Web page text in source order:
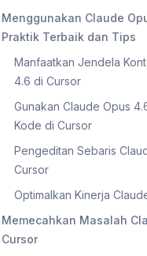
Menggunakan Claude
Praktik Terbaik dan Tips
Manfaatkan Jendela
4.6 di Cursor
Gunakan Claude Opus
Kode di Cursor
Pengeditan Sebaris
Cursor
Optimalkan Kinerja
Memecahkan Masalah
Cursor